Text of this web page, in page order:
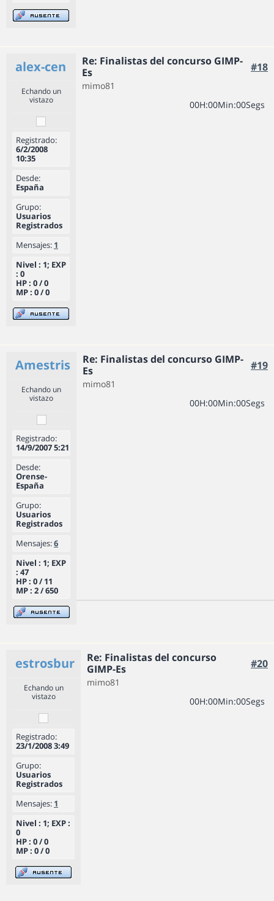
alex-cen
Re: Finalistas del concurso GIMP-
Es
#18
Echando un
vistazo
Registrado:
6/2/2008
10:35
Desde:
España
Grupo:
Usuarios
Registrados
Mensajes: 1
Nivel : 1; EXP
: 0
HP : 0 / 0
MP : 0 / 0
mimo81
00H:00Min:00Segs
Amestris
Re: Finalistas del concurso GIMP-
Es
#19
Echando un
vistazo
Registrado:
14/9/2007 5:21
Desde:
Orense-
España
Grupo:
Usuarios
Registrados
Mensajes:6
Nivel : 1; EXP
: 47
HP : 0 / 11
MP : 2 / 650
mimo81
00H:00Min:00Segs
estrosbur
Re: Finalistas del concurso
GIMP-Es
#20
Echando un
vistazo
Registrado:
23/1/2008 3:49
Grupo:
Usuarios
Registrados
Mensajes: 1
Nivel : 1; EXP :
0
HP : 0 / 0
MP : 0 / 0
mimo81
00H:00Min:00Segs